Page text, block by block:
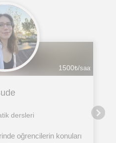
1500₺/saat
dersleri
oğrencilerin konuları